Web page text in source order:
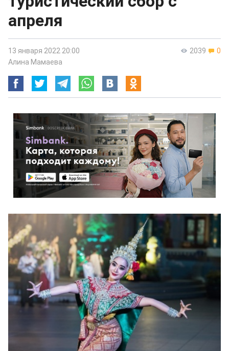
апреля
2039 0
13 января 2022 20:00
Алина Мамаева